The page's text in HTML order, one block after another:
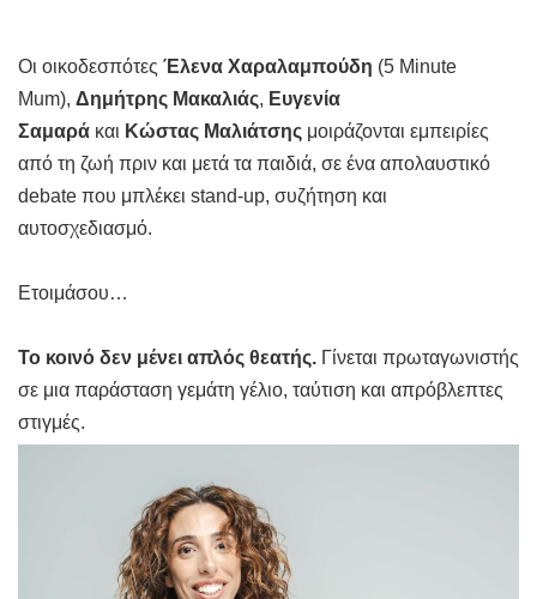
Οι οικοδεσπότες Έλενα Χαραλαμπούδη (5 Minute
Mum), Δημήτρης Μακαλιάς, Ευγενία
Σαμαρά και Κώστας Μαλιάτσης μοιράζονται εμπειρίες
από τη ζωή πριν και μετά τα παιδιά, σε ένα απολαυστικό
debate που μπλέκει stand-up, συζήτηση και
αυτοσχεδιασμό.
Ετοιμάσου…
Το κοινό δεν μένει απλός θεατής. Γίνεται πρωταγωνιστής
σε μια παράσταση γεμάτη γέλιο, ταύτιση και απρόβλεπτες
στιγμές.